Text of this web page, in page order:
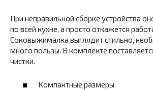
При неправильной сборке устройства
по всей кухне, а просто откажется
Соковыжималка выглядит стильно,
много пользы. В комплекте
чистки.
Компактные размеры.